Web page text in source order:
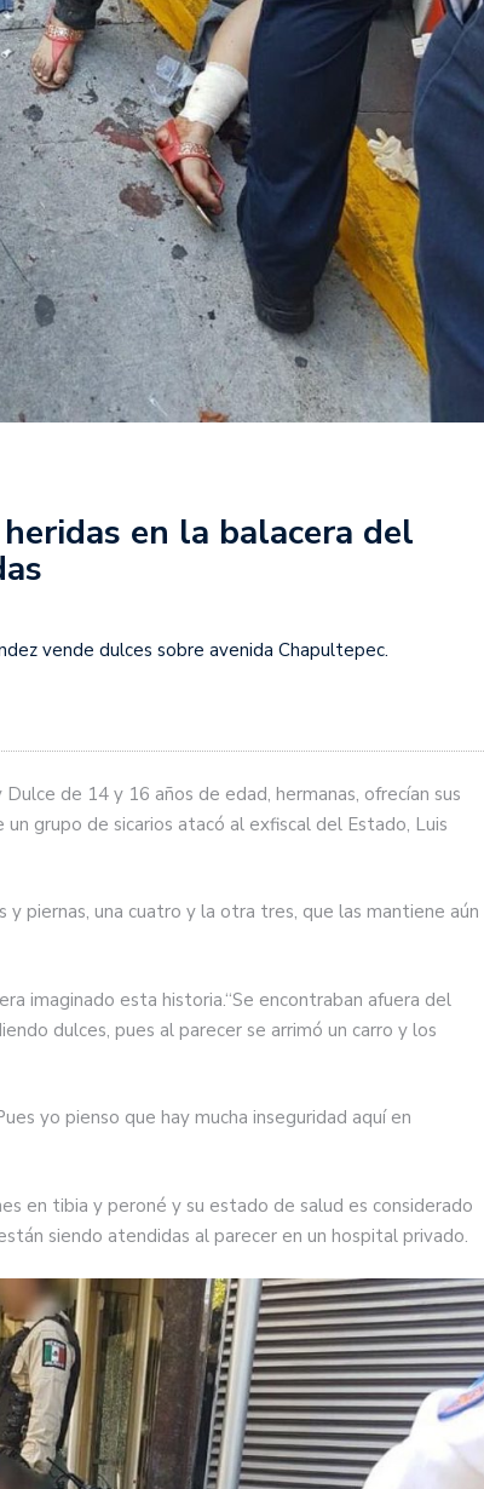
en la balacera del
vende dulces sobre avenida Chapultepec.
de 14 y 16 años de edad, hermanas, ofrecían sus
grupo de sicarios atacó al exfiscal del Estado, Luis
y piernas, una cuatro y la otra tres, que las mantiene aún
imaginado esta historia.“Se encontraban afuera del
dulces, pues al parecer se arrimó un carro y los
yo pienso que hay mucha inseguridad aquí en
en tibia y peroné y su estado de salud es considerado
siendo atendidas al parecer en un hospital privado.